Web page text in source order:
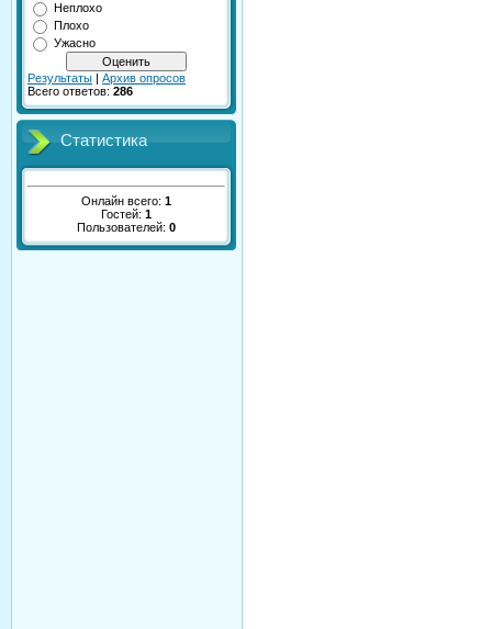
Неплохо
Плохо
Ужасно
Результаты | Архив опросов
Всего ответов: 286
Статистика
Онлайн всего: 1
Гостей: 1
Пользователей: 0